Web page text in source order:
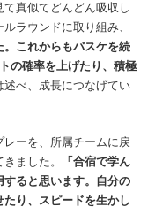
て真似てどんどん吸収し
ラウンドに取り組み、
。これからもバスケを続
の確率を上げたり、積極
述べ、成長につなげてい
ーを、所属チームに戻
ました。
「合宿で学ん
ると思います。自分の
り、スピードを生かし